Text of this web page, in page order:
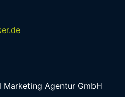
Agentur GmbH